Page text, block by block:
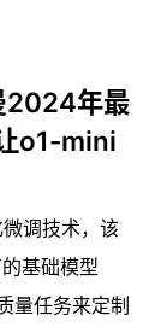
2024年最
o1-mini
调技术，该
基础模型
量任务来定制